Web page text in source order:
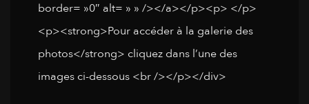
border= »0″ alt= » » /></a></p><p> </p>
<p><strong>Pour accéder à la galerie des
photos</strong> cliquez dans l’une des
images ci-dessous <br /></p></div>